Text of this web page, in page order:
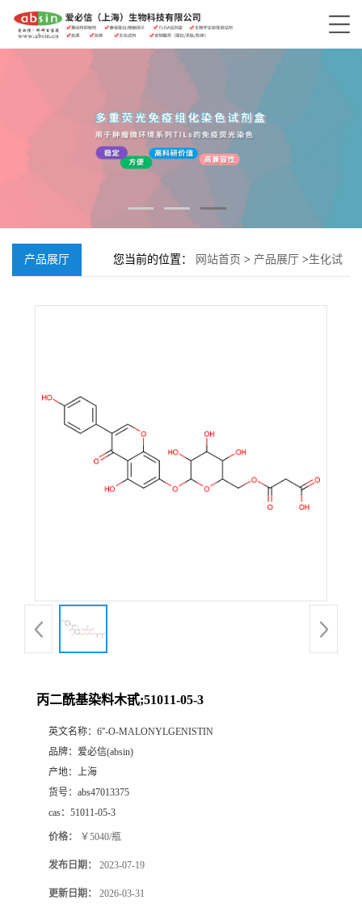
产品展厅 您当前的位置： 网站首页 > 产品展厅 >生化试
丙二酰基染料木甙;51011-05-3
英文名称： 6''-O-MALONYLGENISTIN
品牌： 爱必信(absin)
产地： 上海
货号： abs47013375
cas： 51011-05-3
价格： ￥5040/瓶
发布日期： 2023-07-19
更新日期： 2026-03-31